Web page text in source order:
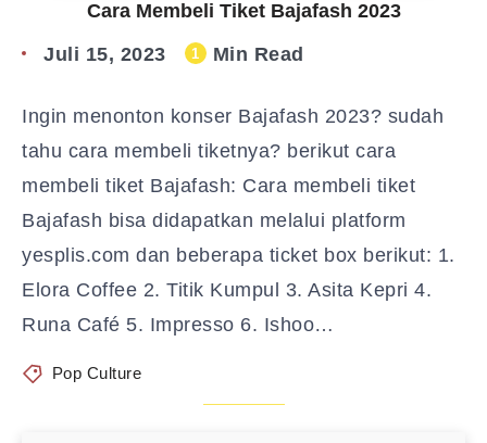
Cara Membeli Tiket Bajafash 2023
Juli 15, 2023 1 Min Read
Ingin menonton konser Bajafash 2023? sudah
tahu cara membeli tiketnya? berikut cara
membeli tiket Bajafash: Cara membeli tiket
Bajafash bisa didapatkan melalui platform
yesplis.com dan beberapa ticket box berikut: 1.
Elora Coffee 2. Titik Kumpul 3. Asita Kepri 4.
Runa Café 5. Impresso 6. Ishoo…
Pop Culture